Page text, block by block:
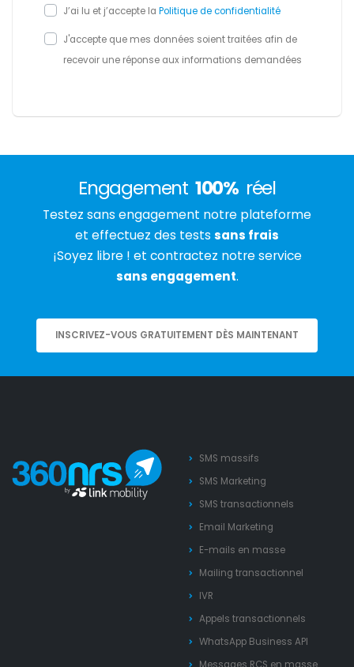
J’ai lu et j’accepte la Politique de confidentialité
J'accepte que mes données soient traitées afin de
recevoir une réponse aux informations demandées
Engagement 100% réel
Testez sans engagement notre plateforme
et effectuez des tests sans frais
¡Soyez libre ! et contractez notre service
sans engagement.
INSCRIVEZ-VOUS GRATUITEMENT DÈS MAINTENANT
SMS massifs
SMS Marketing
SMS transactionnels
Email Marketing
E-mails en masse
Mailing transactionnel
IVR
Appels transactionnels
WhatsApp Business API